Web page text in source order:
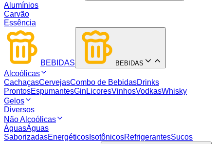
Alumínios
Carvão
Essência
BEBIDAS BEBIDAS
Alcoólicas
CachaçasCervejasCombo de BebidasDrinks
ProntosEspumantesGin LicoresVinhosVodkasWhisky
Gelos
Diversos
Não Alcoólicas
ÁguasÁguas
SaborizadasEnergéticos IsotônicosRefrigerantesSucos